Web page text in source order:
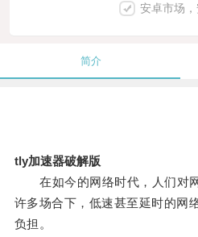
安卓市场
简介
tly加速器破解版
在如今的网络时代，人们对网
许多场合下，低速甚至延时的网
负担。